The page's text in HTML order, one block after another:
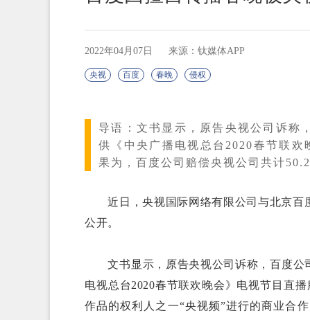
2022年04月07日 来源：钛媒体APP
央视 百度 春晚 侵权
导语： 文书显示，原告央视公司诉称
供《中央广播电视总台2020春节联
果为，百度公司赔偿央视公司共计
近日，央视国际网络有限公司与北京百
公开。
文书显示，原告央视公司诉称，百度公
电视总台2020春节联欢晚会》电视节目直
作品的权利人之一“央视频”进行的商业合